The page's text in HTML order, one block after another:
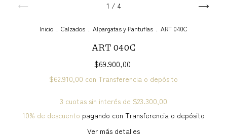
1 / 4
Inicio Calzados Alpargatas y Pantuflas ART 040C
ART 040C
$69.900,00
$62.910,00 con Transferencia o depósito
3 cuotas sin interés de $23.300,00
10% de descuento pagando con Transferencia o depósito
Ver más detalles